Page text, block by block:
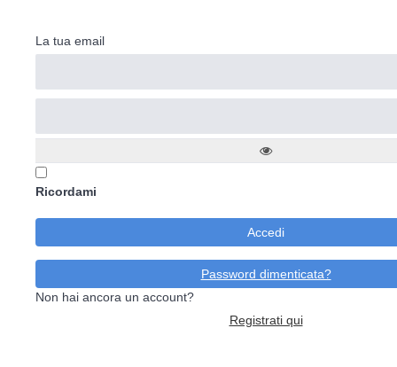
La tua email
Ricordami
Accedi
Password dimenticata?
Non hai ancora un account?
Registrati qui